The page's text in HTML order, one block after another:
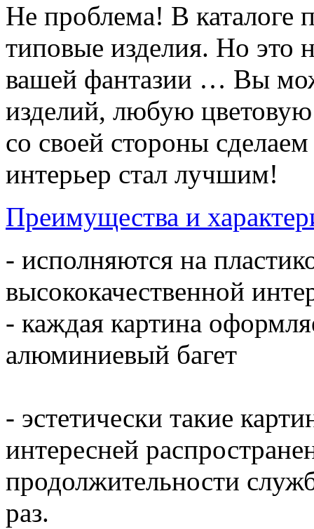
Не проблема! В каталоге
типовые изделия. Но это
вашей фантазии … Вы
изделий, любую
со своей стороны
интерьер стал лучшим!
Преимущества и
- исполняются на
высококачественной
- каждая картина
алюминиевый багет
- эстетически такие
интересней
продолжительности
раз.